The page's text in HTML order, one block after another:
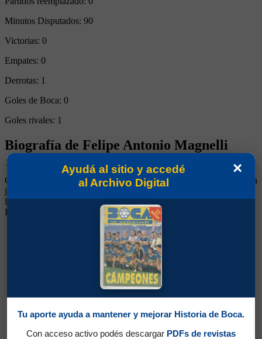
Minutos Disputados: 90
Victorias: 0
Empates: 0
Derrotas: 1
Goles de Boca: 0
Goles rivales: 1
Biografía de Felipe Antonio Magnelli
Centro Medio. Llegó desde el club Central Argentino. Apareció para
jugar en un puesto en el que Lazzatti se hizo dueño por casi tres
lustros, pero no logró colmar las expectativas. Siguió su carrera en
Banfield.
×
Ayudá al sitio y accedé
al Archivo Digital
Tu aporte ayuda a mantener y mejorar Historia de Boca.
Con acceso activo podés descargar PDFs de revistas